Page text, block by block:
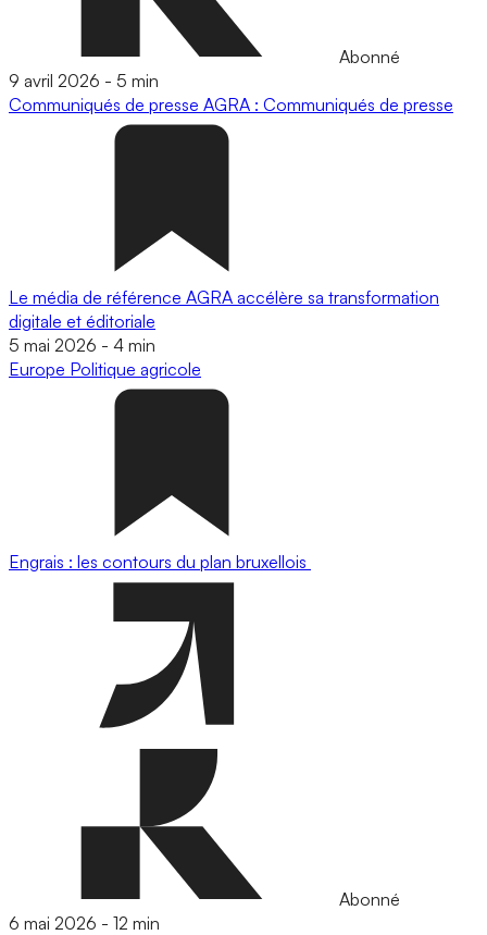
Abonné
9 avril 2026 - 5 min
Communiqués de presse AGRA : Communiqués de presse
Le média de référence AGRA accélère sa transformation
digitale et éditoriale
5 mai 2026 - 4 min
Europe Politique agricole
Engrais : les contours du plan bruxellois
Abonné
6 mai 2026 - 12 min